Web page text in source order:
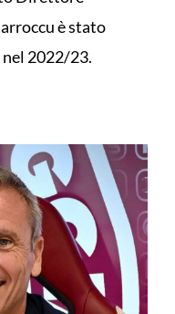
è stato
2022/23.